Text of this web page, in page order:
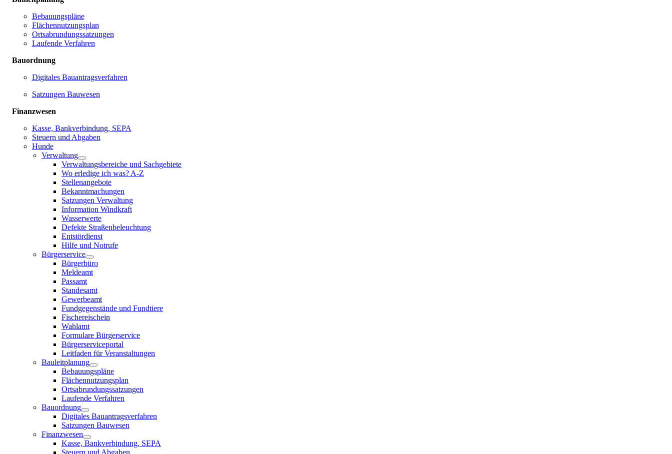
Bebauungspläne
Flächennutzungsplan
Ortsabrundungssatzungen
Laufende Verfahren
Bauordnung
Digitales Bauantragsverfahren
Satzungen Bauwesen
Finanzwesen
Kasse, Bankverbindung, SEPA
Steuern und Abgaben
Hunde
Verwaltung
Verwaltungsbereiche und Sachgebiete
Wo erledige ich was? A-Z
Stellenangebote
Bekanntmachungen
Satzungen Verwaltung
Information Windkraft
Wasserwerte
Defekte Straßenbeleuchtung
Entstördienst
Hilfe und Notrufe
Bürgerservice
Bürgerbüro
Meldeamt
Passamt
Standesamt
Gewerbeamt
Fundgegenstände und Fundtiere
Fischereischein
Wahlamt
Formulare Bürgerservice
Bürgerserviceportal
Leitfaden für Veranstaltungen
Bauleitplanung
Bebauungspläne
Flächennutzungsplan
Ortsabrundungssatzungen
Laufende Verfahren
Bauordnung
Digitales Bauantragsverfahren
Satzungen Bauwesen
Finanzwesen
Kasse, Bankverbindung, SEPA
Steuern und Abgaben